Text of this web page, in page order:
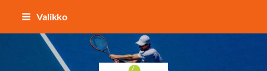
Siirry
sisältöön
Valikko